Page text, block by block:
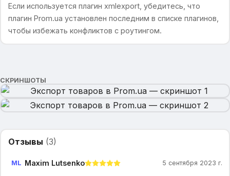
Если используется плагин xmlexport, убедитесь, что
плагин Prom.ua установлен последним в списке плагинов,
чтобы избежать конфликтов с роутингом.
СКРИНШОТЫ
Отзывы (3)
ML Maxim Lutsenko 5 сентября 2023 г.